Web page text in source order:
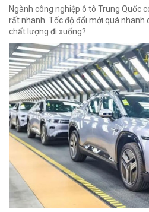
Ngành công nghiệp ô tô Trung Quốc
rất nhanh. Tốc độ đổi mới quá nhanh
chất lượng đi xuống?